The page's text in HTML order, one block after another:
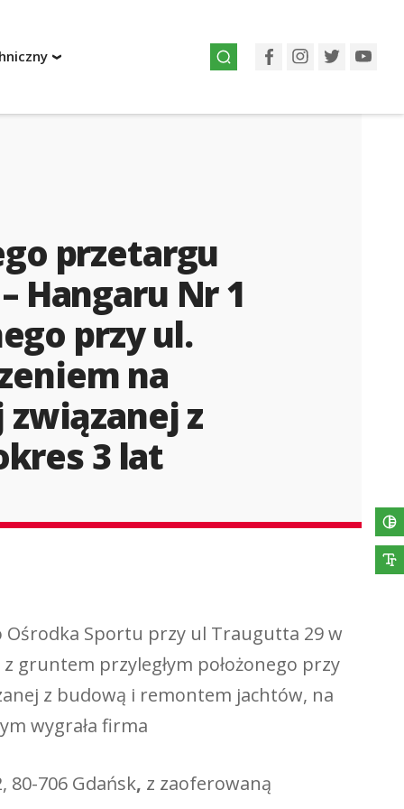
Facebook
Instagram
Twitter
przetargu
Hangaru Nr 1
przy ul.
na
z
3 lat
Sportu przy ul Traugutta 29 w
gruntem przyległym położonego przy
z budową i remontem jachtów, na
wygrała firma
80-706 Gdańsk, z zaoferowaną